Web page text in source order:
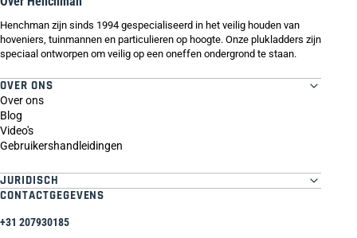
Henchman zijn sinds 1994 gespecialiseerd in het veilig houden van
hoveniers, tuinmannen en particulieren op hoogte. Onze plukladders zijn
speciaal ontworpen om veilig op een oneffen ondergrond te staan.
OVER ONS
Over ons
Blog
Video's
Gebruikershandleidingen
JURIDISCH
CONTACTGEGEVENS
+31 207930185